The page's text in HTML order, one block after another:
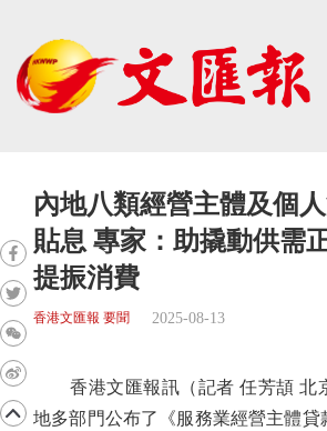
內地八類經營主體及個
貼息 專家：助撬動供需
提振消費
香港文匯報 要聞 2025-08-13
香港文匯報訊（記者 任芳頡 北
地多部門公布了《服務業經營主體貸